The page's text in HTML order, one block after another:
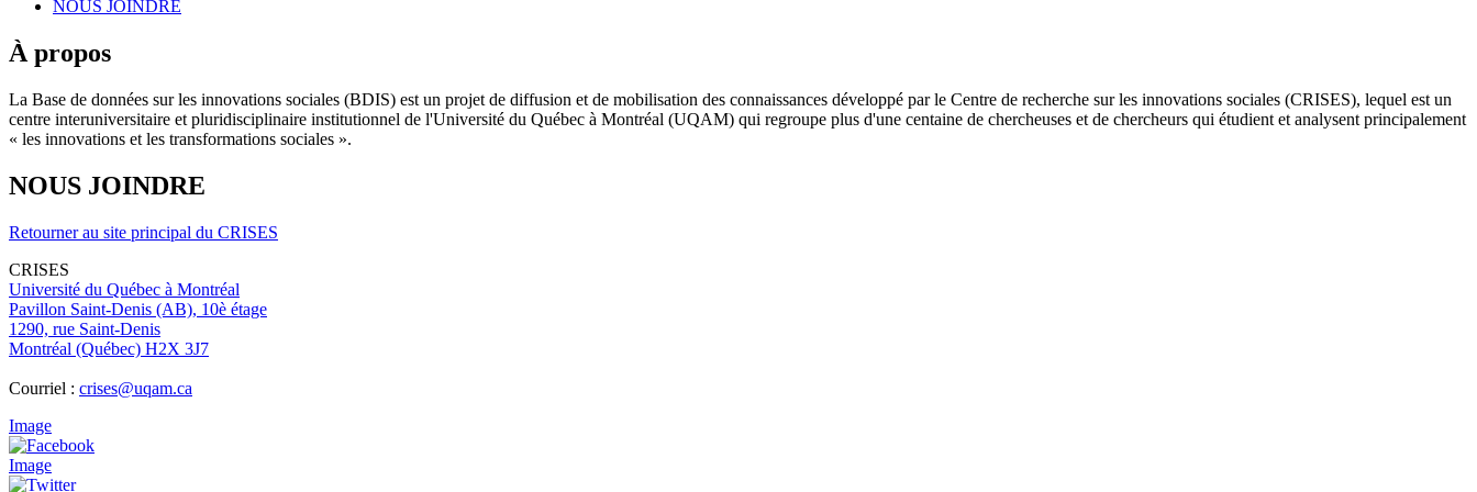
NOUS JOINDRE
À propos
La Base de données sur les innovations sociales (BDIS) est un projet de diffusion et de mobilisation des connaissances développé par le Centre de recherche sur les innovations sociales (CRISES), lequel est un
centre interuniversitaire et pluridisciplinaire institutionnel de l'Université du Québec à Montréal (UQAM) qui regroupe plus d'une centaine de chercheuses et de chercheurs qui étudient et analysent principalement
« les innovations et les transformations sociales ».
NOUS JOINDRE
Retourner au site principal du CRISES
CRISES
Université du Québec à Montréal
Pavillon Saint-Denis (AB), 10è étage
1290, rue Saint-Denis
Montréal (Québec) H2X 3J7
Courriel : crises@uqam.ca
Image
Image